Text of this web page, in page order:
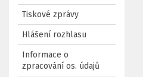
Tiskové zprávy
Hlášení rozhlasu
Informace o
zpracování os. údajů